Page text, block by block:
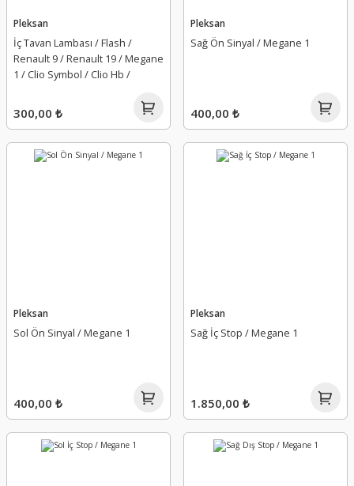
Pleksan
İç Tavan Lambası / Flash /
Renault 9 / Renault 19 / Megane
1 / Clio Symbol / Clio Hb /
300,00 ₺
Pleksan
Sağ Ön Sinyal / Megane 1
400,00 ₺
Pleksan
Sol Ön Sinyal / Megane 1
400,00 ₺
Pleksan
Sağ İç Stop / Megane 1
1.850,00 ₺